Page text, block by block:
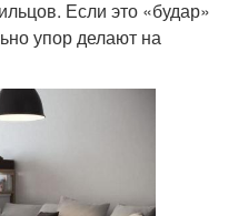
Если это «будар»
упор делают на